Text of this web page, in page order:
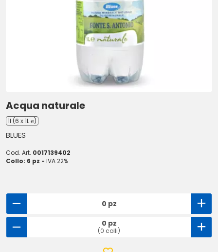
Acqua naturale
1l (6 x 1L ℮)
BLUES
Cod. Art. 0017139402
Collo: 6 pz - IVA 22%
0 pz
0 pz
(0 colli)